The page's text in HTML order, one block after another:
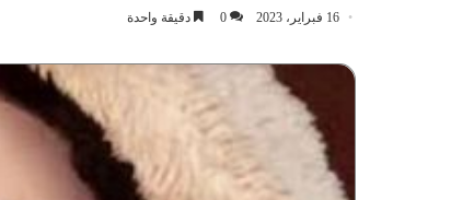
16 فبراير، 2023 0 دقيقة واحدة